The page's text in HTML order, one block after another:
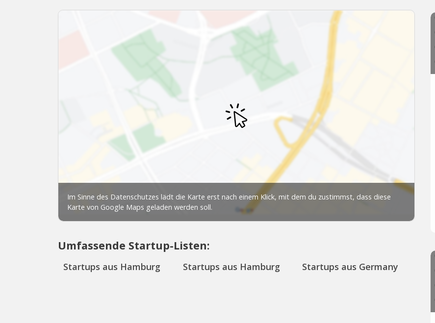
Umfassende Startup-Listen:
Startups aus Hamburg Startups aus Hamburg Startups aus Germany